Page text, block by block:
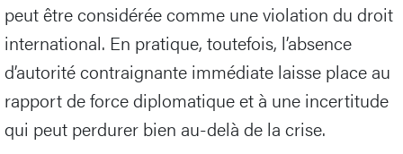
peut être considérée comme une violation du droit
international. En pratique, toutefois, l’absence
d’autorité contraignante immédiate laisse place au
rapport de force diplomatique et à une incertitude
qui peut perdurer bien au-delà de la crise.